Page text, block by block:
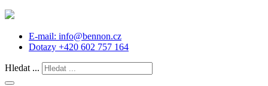
E-mail: info@bennon.cz
Dotazy +420 602 757 164
Hledat ...